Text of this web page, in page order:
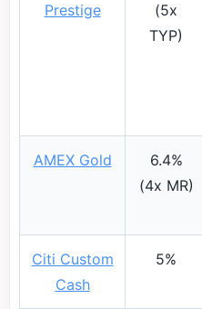
Prestige
(5x
TYP)
AMEX Gold
6.4%
(4x MR)
Citi Custom
Cash
5%